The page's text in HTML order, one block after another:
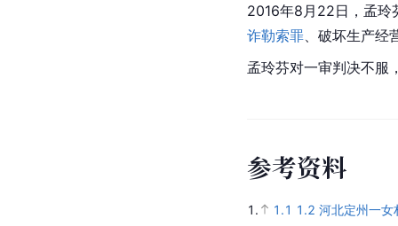
2016年8月22日，孟玲
诈勒索罪 、破坏生产
孟玲芬对一审判决不服
参考资料
1. 1.1 1.2 河北定州一